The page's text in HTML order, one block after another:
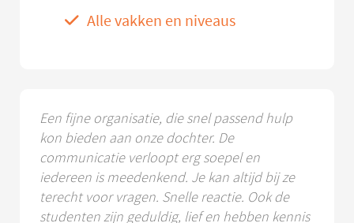
Alle vakken en niveaus
Een fijne organisatie, die snel passend hulp
kon bieden aan onze dochter. De
communicatie verloopt erg soepel en
iedereen is meedenkend. Je kan altijd bij ze
terecht voor vragen. Snelle reactie. Ook de
studenten zijn geduldig, lief en hebben kennis